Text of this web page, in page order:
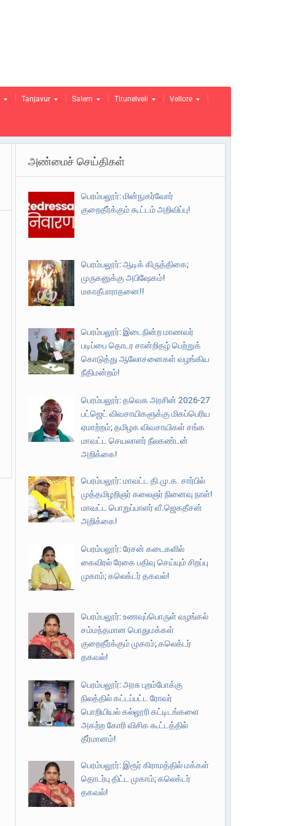
Tanjavur Salem Tirunelveli Vellore
அண்மைச் செய்திகள்
பெரம்பலூர்: மின்நுகர்வோர்
குறைதீர்க்கும் கூட்டம் அறிவிப்பு!
பெரம்பலூர்: ஆடிக் கிருத்திகை;
முருகனுக்கு அபிஷேகம்!
மகாதீபாராதனை!!
பெரம்பலூர்: இடைநின்ற மாணவர்
படிப்பை தொடர சான்றிதழ் பெற்றுக்
கொடுத்து ஆலோசனைகள் வழங்கிய
நீதிமன்றம்!
பெரம்பலூர்: தவெக அரசின் 2026-27
பட்ஜெட் விவசாயிகளுக்கு மிகப்பெரிய
ஏமாற்றம்; தமிழக விவசாயிகள் சங்க
மாவட்ட செயலாளர் நீலகண்டன்
அறிக்கை!
பெரம்பலூர்: மாவட்ட தி.மு.க. சார்பில்
முத்தமிழறிஞர் கலைஞர் நினைவு நாள்!
மாவட்ட பொறுப்பாளர் வீ.ஜெகதீசன்
அறிக்கை!
பெரம்பலூர்: ரேசன் கடைகளில்
கைவிரல் ரேகை பதிவு செய்யும் சிறப்பு
முகாம்; கலெக்டர் தகவல்!
பெரம்பலூர்: உணவுப்பொருள் வழங்கல்
சம்மந்தமான பொதுமக்கள்
குறைதீர்க்கும் முகாம்; கலெக்டர்
தகவல்!
பெரம்பலூர்: அரசு புறம்போக்கு
நிலத்தில் கட்டப்பட்ட ரோவர்
பொறியியல் கல்லூரி கட்டிடங்களை
அகற்ற கோரி விசிக கூட்டத்தில்
தீர்மானம்!
பெரம்பலூர்: இரூர் கிராமத்தில் மக்கள்
தொடர்பு திட்ட முகாம்; கலெக்டர்
தகவல்!